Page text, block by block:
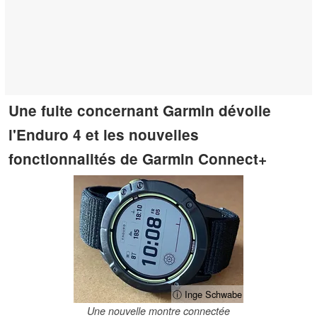
Une fuite concernant Garmin dévoile
l'Enduro 4 et les nouvelles
fonctionnalités de Garmin Connect+
ⓘ Inge Schwabe
Une nouvelle montre connectée